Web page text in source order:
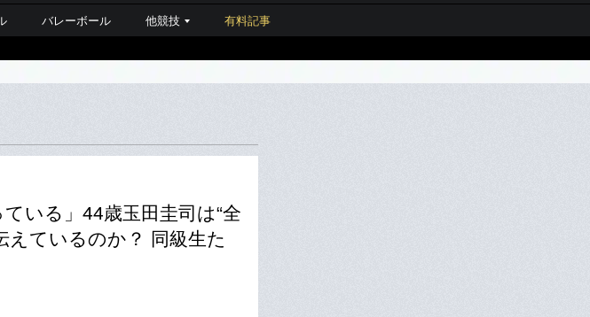
バレーボール 他競技 有料記事
いる」44歳玉田圭司は“全
えているのか？ 同級生た